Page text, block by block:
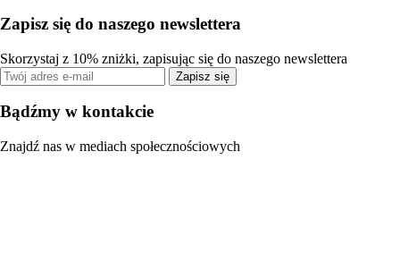
Zapisz się do naszego newslettera
Skorzystaj z 10% zniżki, zapisując się do naszego newslettera
Zapisz się
Bądźmy w kontakcie
Znajdź nas w mediach społecznościowych